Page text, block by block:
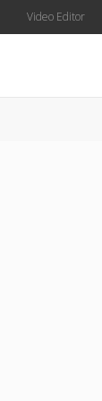
Video Editor